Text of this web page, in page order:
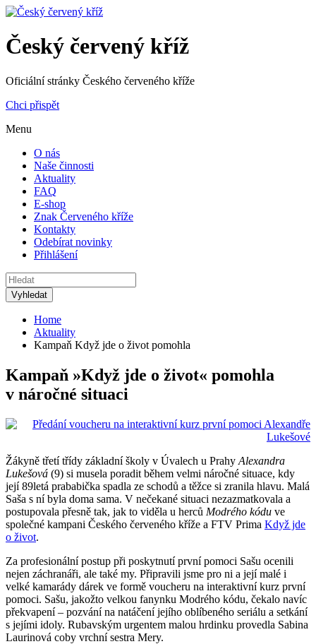
Český červený kříž
Oficiální stránky Českého červeného kříže
Chci přispět
Menu
O nás
Naše činnosti
Aktuality
FAQ
E-shop
Znak Červeného kříže
Kontakty
Odebírat novinky
Přihlášení
Home
Aktuality
Kampaň Když jde o život pomohla
Kampaň »Když jde o život« pomohla
v náročné situaci
Žákyně třetí třídy základní školy v Úvalech u Prahy Alexandra
Lukešová (9) si musela poradit během velmi náročné situace, kdy
její 89letá prababička spadla ze schodů a těžce si zranila hlavu. Malá
Saša s ní byla doma sama. V nečekané situaci nezazmatkovala a
postupovala přesně tak, jak to viděla u herců Modrého kódu ve
společné kampani Českého červeného kříže a FTV Prima Když jde
o život.
Za profesionální postup při poskytnutí první pomoci Sašu ocenili
nejen záchranáři, ale také my. Připravili jsme pro ni a její malé i
velké kamarády dárek ve formě voucheru na interaktivní kurz první
pomoci. Sašu, jakožto velkou fanynku Modrého kódu, čekalo navíc
překvapení – pozvání na natáčení jejího oblíbeného seriálu a setkání
s jejími idoly. Rubavským urgentem malou hrdinku provedla Sabina
Laurinová coby vrchní sestra Mery.